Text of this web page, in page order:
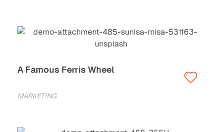
A Famous Ferris Wheel
MARKETING